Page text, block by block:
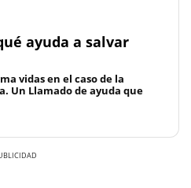
ayuda a salvar
vidas en el caso de la
Un Llamado de ayuda que